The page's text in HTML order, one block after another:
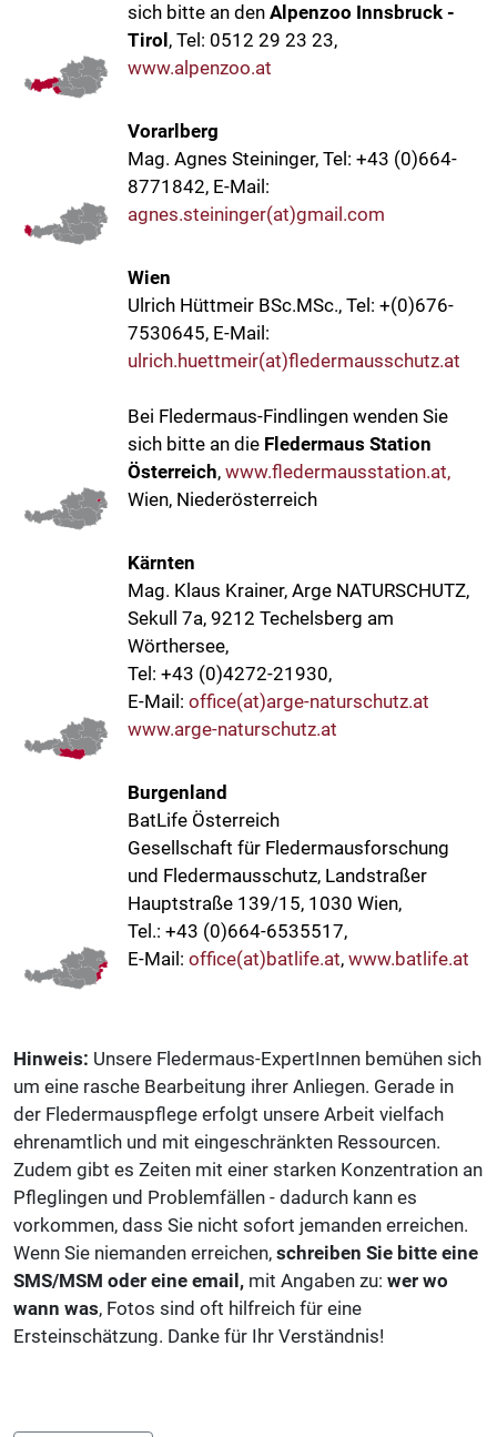
sich bitte an den Alpenzoo Innsbruck -
Tirol, Tel: 0512 29 23 23,
www.alpenzoo.at
Vorarlberg
Mag. Agnes Steininger, Tel: +43 (0)664-
8771842, E-Mail:
agnes.steininger(at)gmail.com
Wien
Ulrich Hüttmeir BSc.MSc., Tel: +(0)676-
7530645, E-Mail:
ulrich.huettmeir(at)fledermausschutz.at
Bei Fledermaus-Findlingen wenden Sie
sich bitte an die Fledermaus Station
Österreich, www.fledermausstation.at,
Wien, Niederösterreich
Kärnten
Mag. Klaus Krainer, Arge NATURSCHUTZ,
Sekull 7a, 9212 Techelsberg am
Wörthersee,
Tel: +43 (0)4272-21930,
E-Mail: office(at)arge-naturschutz.at
www.arge-naturschutz.at
Burgenland
BatLife Österreich
Gesellschaft für Fledermausforschung
und Fledermausschutz, Landstraßer
Hauptstraße 139/15, 1030 Wien,
Tel.: +43 (0)664-6535517,
E-Mail: office(at)batlife.at, www.batlife.at
Hinweis: Unsere Fledermaus-ExpertInnen bemühen sich
um eine rasche Bearbeitung ihrer Anliegen. Gerade in
der Fledermauspflege erfolgt unsere Arbeit vielfach
ehrenamtlich und mit eingeschränkten Ressourcen.
Zudem gibt es Zeiten mit einer starken Konzentration an
Pfleglingen und Problemfällen - dadurch kann es
vorkommen, dass Sie nicht sofort jemanden erreichen.
Wenn Sie niemanden erreichen, schreiben Sie bitte eine
SMS/MSM oder eine email, mit Angaben zu: wer wo
wann was, Fotos sind oft hilfreich für eine
Ersteinschätzung. Danke für Ihr Verständnis!